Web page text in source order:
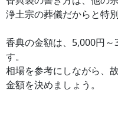
浄土宗の葬儀だからと特
香典の金額は、5,000円
す。
相場を参考にしながら、
金額を決めましょう。